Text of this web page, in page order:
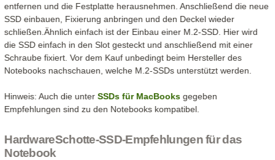
entfernen und die Festplatte herausnehmen. Anschließend die neue
SSD einbauen, Fixierung anbringen und den Deckel wieder
schließen.Ähnlich einfach ist der Einbau einer M.2-SSD. Hier wird
die SSD einfach in den Slot gesteckt und anschließend mit einer
Schraube fixiert. Vor dem Kauf unbedingt beim Hersteller des
Notebooks nachschauen, welche M.2-SSDs unterstützt werden.
Hinweis: Auch die unterSSDs für MacBooks gegeben
Empfehlungen sind zu den Notebooks kompatibel.
HardwareSchotte-SSD-Empfehlungen für das
Notebook